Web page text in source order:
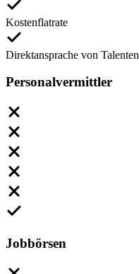
Kostenflatrate
Direktansprache von Talenten
Personalvermittler
Jobbörsen